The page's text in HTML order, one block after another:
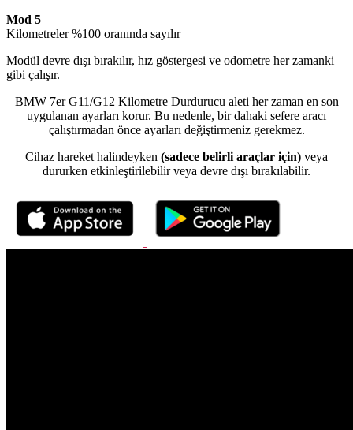
Mod 5
Kilometreler %100 oranında sayılır
Modül devre dışı bırakılır, hız göstergesi ve odometre her zamanki
gibi çalışır.
BMW 7er G11/G12 Kilometre Durdurucu aleti her zaman en son
uygulanan ayarları korur. Bu nedenle, bir dahaki sefere aracı
çalıştırmadan önce ayarları değiştirmeniz gerekmez.
Cihaz hareket halindeyken (sadece belirli araçlar için) veya
dururken etkinleştirilebilir veya devre dışı bırakılabilir.